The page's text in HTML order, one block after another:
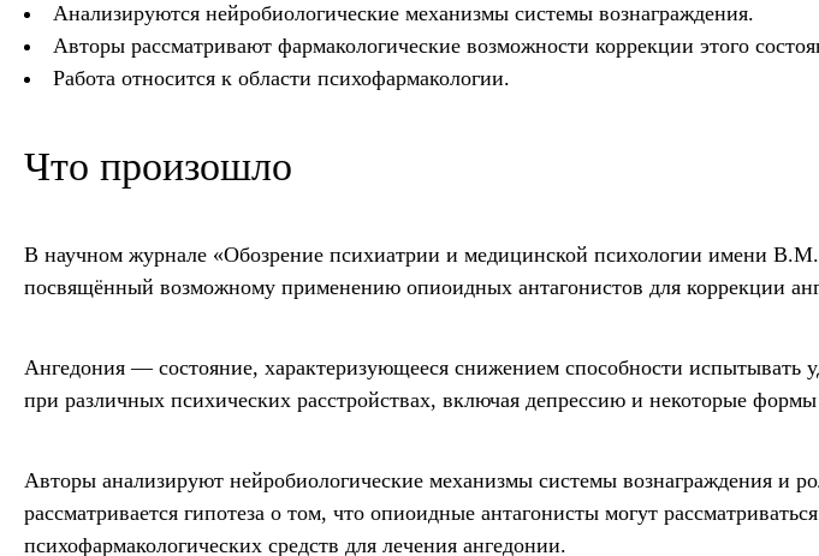
Анализируются нейробиологические механизмы системы вознаграждения.
Авторы рассматривают фармакологические возможности коррекции этого
Работа относится к области психофармакологии.
Что произошло
В научном журнале «Обозрение психиатрии и медицинской психологии имени В.М.
посвящённый возможному применению опиоидных антагонистов для коррекции
Ангедония — состояние, характеризующееся снижением способности испытывать
при различных психических расстройствах, включая депрессию и некоторые
Авторы анализируют нейробиологические механизмы системы вознаграждения и
рассматривается гипотеза о том, что опиоидные антагонисты могут
психофармакологических средств для лечения ангедонии.